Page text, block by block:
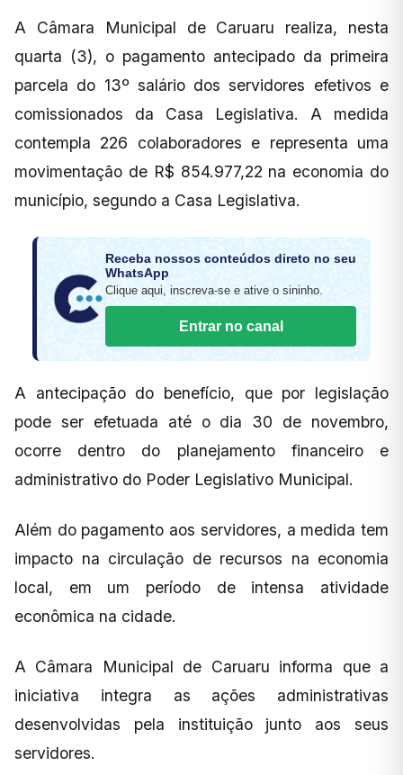
A Câmara Municipal de Caruaru realiza, nesta
quarta (3), o pagamento antecipado da primeira
parcela do 13º salário dos servidores efetivos e
comissionados da Casa Legislativa. A medida
contempla 226 colaboradores e representa uma
movimentação de R$ 854.977,22 na economia do
município, segundo a Casa Legislativa.
Receba nossos conteúdos direto no seu
WhatsApp
Clique aqui, inscreva-se e ative o sininho.
Entrar no canal
A antecipação do benefício, que por legislação
pode ser efetuada até o dia 30 de novembro,
ocorre dentro do planejamento financeiro e
administrativo do Poder Legislativo Municipal.
Além do pagamento aos servidores, a medida tem
impacto na circulação de recursos na economia
local, em um período de intensa atividade
econômica na cidade.
A Câmara Municipal de Caruaru informa que a
iniciativa integra as ações administrativas
desenvolvidas pela instituição junto aos seus
servidores.